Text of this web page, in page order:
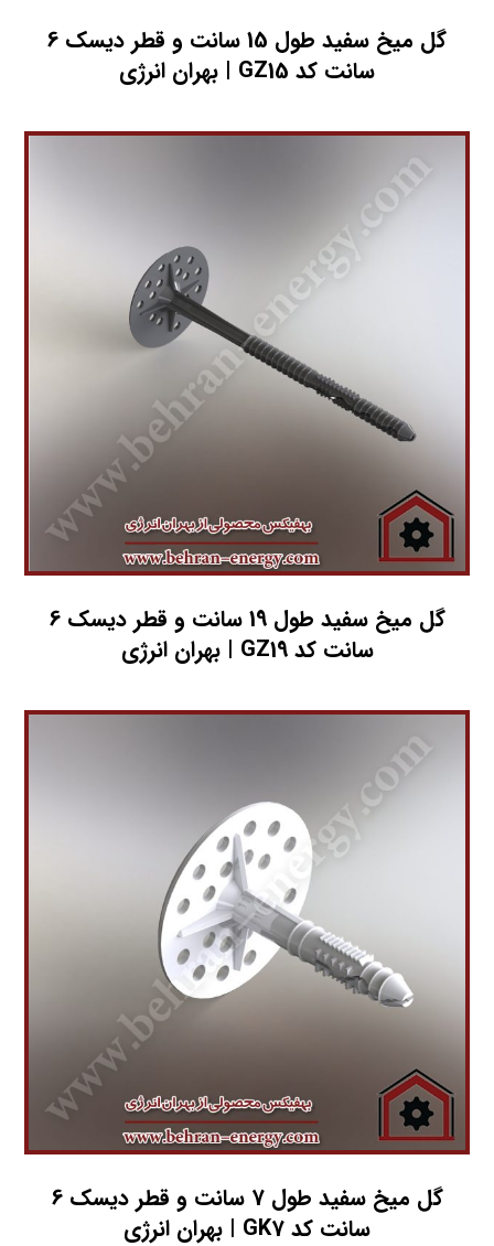
گل میخ سفید طول 15 سانت و قطر دیسک 6
سانت کد GZ15 | بهران انرژی
گل میخ سفید طول 19 سانت و قطر دیسک 6
سانت کد GZ19 | بهران انرژی
گل میخ سفید طول 7 سانت و قطر دیسک 6
سانت کد GK7 | بهران انرژی